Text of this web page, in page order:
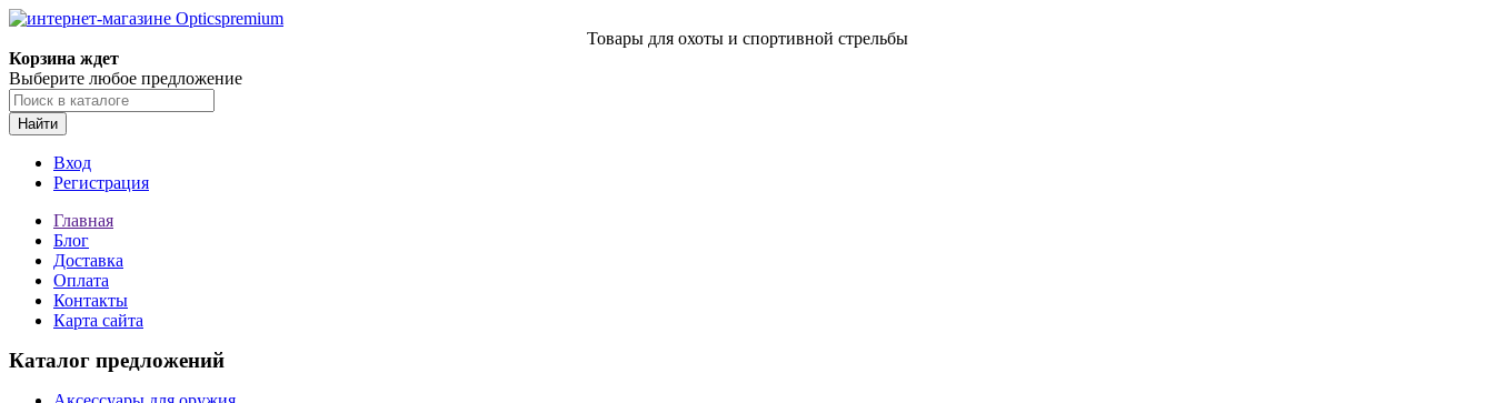
Товары для охоты и спортивной стрельбы
Корзина ждет
Выберите любое предложение
Найти
Вход
Регистрация
Главная
Блог
Доставка
Оплата
Контакты
Карта сайта
Каталог предложений